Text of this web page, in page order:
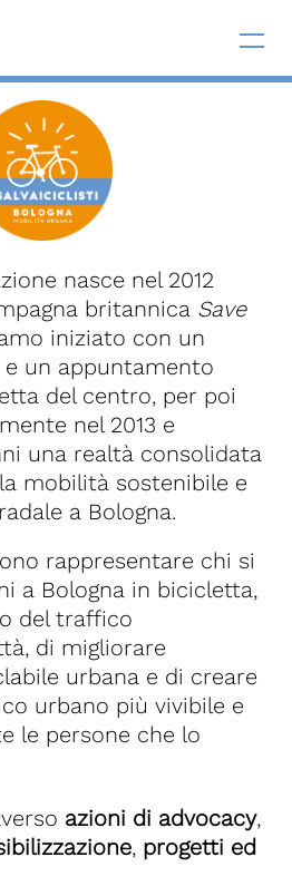
nasce nel 2012
britannica Save
iniziato con un
e un appuntamento
del centro, per poi
nel 2013 e
una realtà consolidata
mobilità sostenibile e
a Bologna.
rappresentare chi si
a Bologna in bicicletta,
del traffico
di migliorare
urbana e di creare
urbano più vivibile e
le persone che lo
azioni di advocacy,
, progetti ed